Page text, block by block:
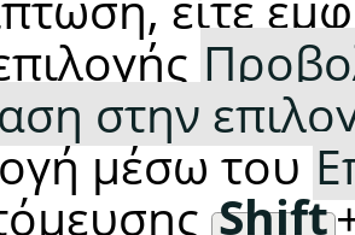
στην
μέσω του
Shift